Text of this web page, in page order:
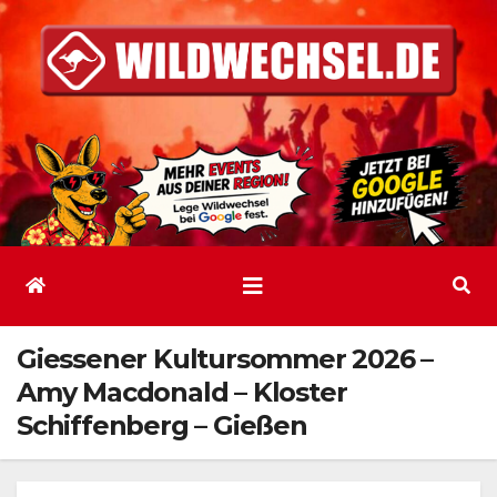
Inhalt
springen
Giessener Kultursommer 2026 –
Amy Macdonald – Kloster
Schiffenberg – Gießen